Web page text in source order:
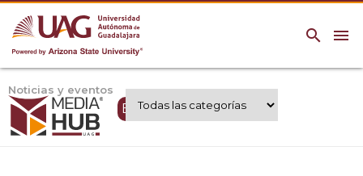
menu
search
Noticias y eventos
Expertos UAG